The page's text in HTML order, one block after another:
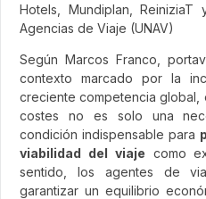
Hotels, Mundiplan,
Agencias de Viaje (UNAV)
Según Marcos Franco,
contexto marcado por la
creciente competencia
costes no es solo una
condición indispensable para
viabilidad del viaje como
sentido, los agentes de
garantizar un equilibrio